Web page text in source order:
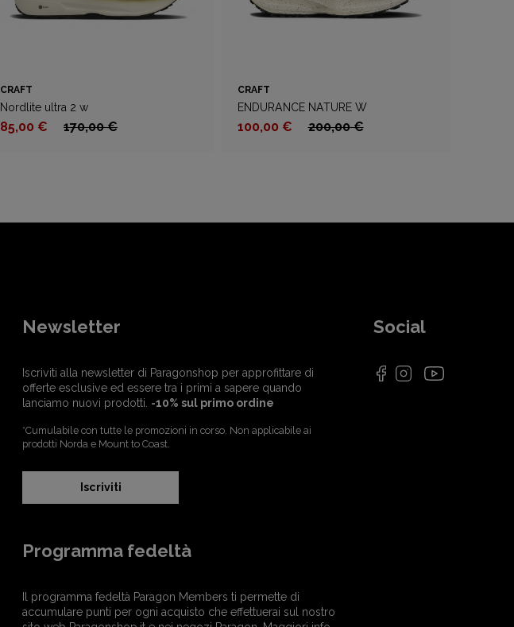
CRAFT
Nordlite ultra 2 w
85,00 € 170,00 €
CRAFT
ENDURANCE NATURE W
100,00 € 200,00 €
Newsletter
Iscriviti alla newsletter di Paragonshop per approfittare di
offerte esclusive ed essere tra i primi a sapere quando
lanciamo nuovi prodotti. -10% sul primo ordine
*Cumulabile con tutte le promozioni in corso. Non applicabile ai
prodotti Norda e Mount to Coast.
Iscriviti
Programma fedeltà
Il programma fedeltà Paragon Members ti permette di
accumulare punti per ogni acquisto che effettuerai sul nostro
Social